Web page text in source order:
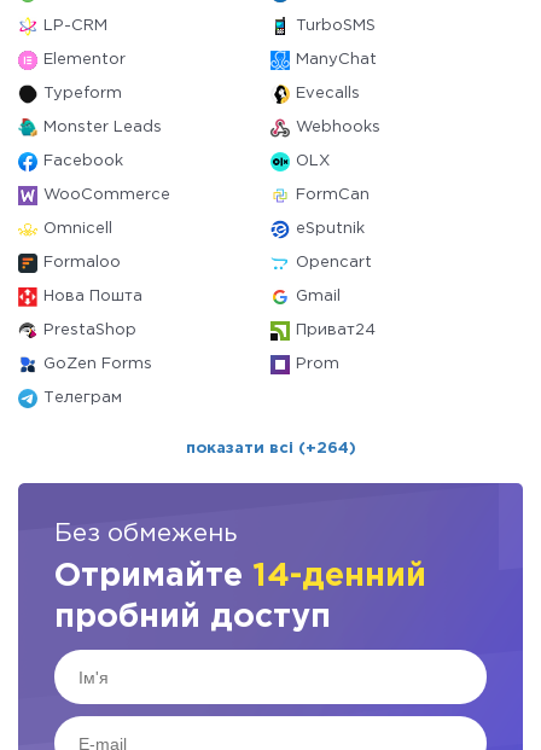
LP-CRM TurboSMS
Elementor ManyChat
Typeform Evecalls
Monster Leads Webhooks
Facebook OLX
WooCommerce FormCan
Omnicell eSputnik
Formaloo Opencart
Нова Пошта Gmail
PrestaShop Приват24
GoZen Forms Prom
Телеграм
показати всі (+264)
Без обмежень
Отримайте 14-денний
пробний доступ